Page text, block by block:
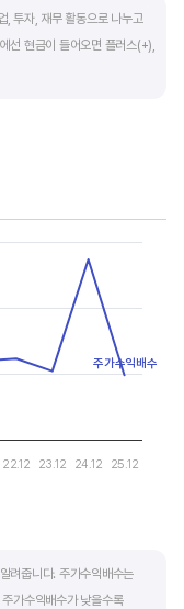
, 투자, 재무 활동으로 나누고
선 현금이 들어오면 플러스(+),
거래에서 발생하는
유출입을 뜻합니다.
입금을 갚고, 배당을 지급하는
동 현금흐름이 마이너스(-)가
Data ranges from -
22.12 23.12 24.12 25.12
주가수익배수
려줍니다. 주가수익배수는
가수익배수가 낮을수록